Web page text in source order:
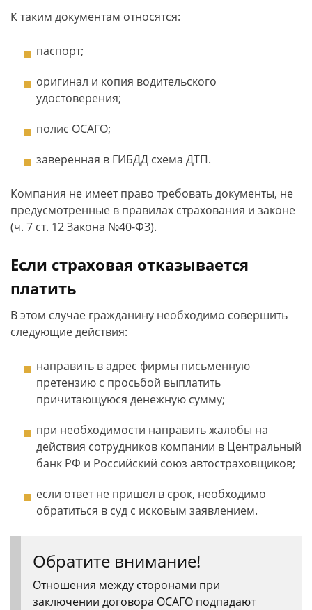
К таким документам относятся:
паспорт;
оригинал и копия водительского
удостоверения;
полис ОСАГО;
заверенная в ГИБДД схема ДТП.
Компания не имеет право требовать документы, не
предусмотренные в правилах страхования и законе
(ч. 7 ст. 12 Закона №40-ФЗ).
Если страховая отказывается
платить
В этом случае гражданину необходимо совершить
следующие действия:
направить в адрес фирмы письменную
претензию с просьбой выплатить
причитающуюся денежную сумму;
при необходимости направить жалобы на
действия сотрудников компании в Центральный
банк РФ и Российский союз автостраховщиков;
если ответ не пришел в срок, необходимо
обратиться в суд с исковым заявлением.
Обратите внимание!
Отношения между сторонами при
заключении договора ОСАГО подпадают